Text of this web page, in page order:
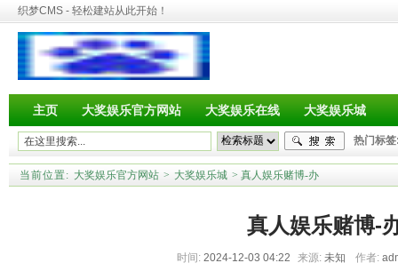
织梦CMS - 轻松建站从此开始！
主页 大奖娱乐官方网站 大奖娱乐在线 大奖娱乐城
热门标
当前位置: 大奖娱乐官方网站 > 大奖娱乐城 > 真人娱乐赌博-办
真人娱乐赌博-
时间: 2024-12-03 04:22 来源: 未知 作者: